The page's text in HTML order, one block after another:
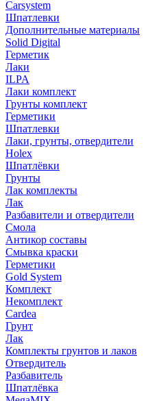
Carsystem
Шпатлевки
Дополнительные материалы
Solid Digital
Герметик
Лаки
ILPA
Лаки комплект
Грунты комплект
Герметики
Шпатлевки
Лаки, грунты, отвердители
Holex
Шпатлёвки
Грунты
Лак комплекты
Лак
Разбавители и отвердители
Смола
Антикор составы
Смывка краски
Герметики
Gold System
Комплект
Некомплект
Cardea
Грунт
Лак
Комплекты грунтов и лаков
Отвердитель
Разбавитель
Шпатлёвка